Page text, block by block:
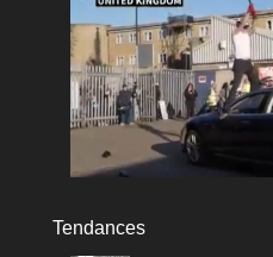
Tendances